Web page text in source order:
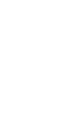
非法性、侵權
私權的資料。
害之電腦程式
程式、病蟲或定
任何服務、其
腦系統或網
服務的伺服器